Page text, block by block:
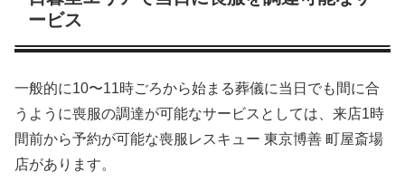
ービス
一般的に10〜11時ごろから始まる葬儀に当日でも間に合
うように喪服の調達が可能なサービスとしては、来店1時
間前から予約が可能な喪服レスキュー 東京博善 町屋斎場
店があります。